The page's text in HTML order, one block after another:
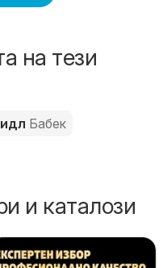
на тези
Бабек
и каталози